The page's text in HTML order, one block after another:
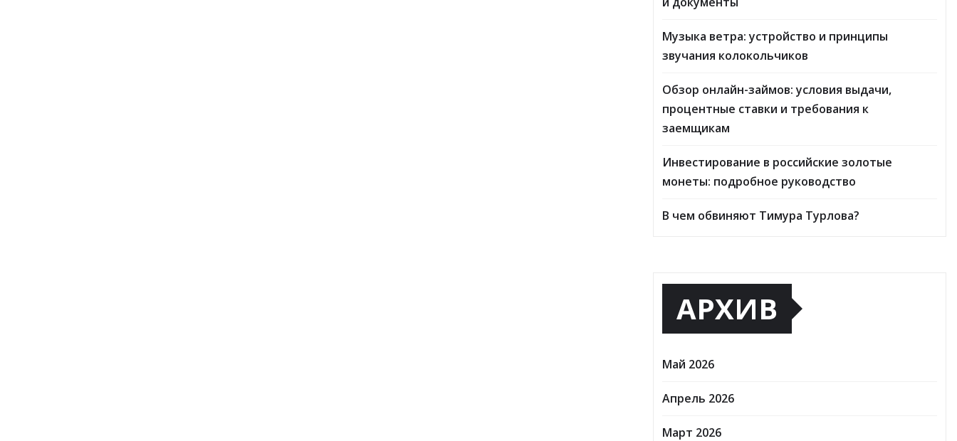
Музыка ветра: устройство и принципы
звучания колокольчиков
Обзор онлайн-займов: условия выдачи,
процентные ставки и требования к
заемщикам
Инвестирование в российские золотые
монеты: подробное руководство
В чем обвиняют Тимура Турлова?
АРХИВ
Май 2026
Апрель 2026
Март 2026